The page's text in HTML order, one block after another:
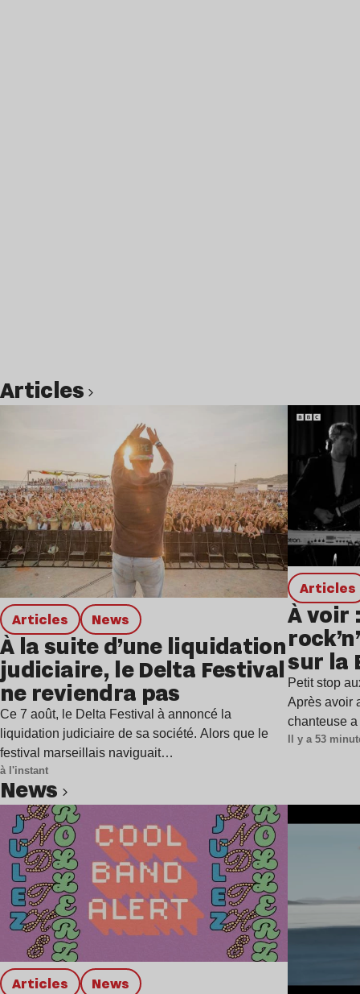
Articles
Articles news
À la suite d’une liquidation
judiciaire, le Delta Festival
ne reviendra pas
Ce 7 août, le Delta Festival à annoncé la
liquidation judiciaire de sa société. Alors que le
festival marseillais naviguait…
à l'instant
Articles
À voir
sur la
Petit stop
Après avoir
chanteuse
Il y a 53
news
Articles news
Lire l’article